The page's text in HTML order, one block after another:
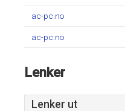
ac-pc.no
ac-pc.no
Lenker
Lenker ut